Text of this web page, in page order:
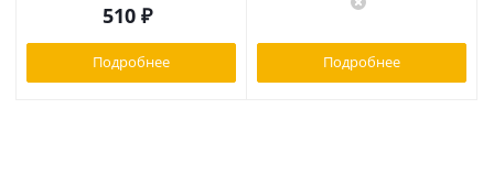
510 ₽
Подробнее Подробнее